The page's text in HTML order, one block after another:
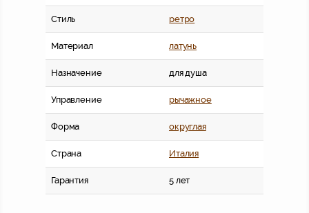
Стиль ретро
Материал латунь
Назначение для душа
Управление рычажное
Форма округлая
Страна Италия
Гарантия 5 лет